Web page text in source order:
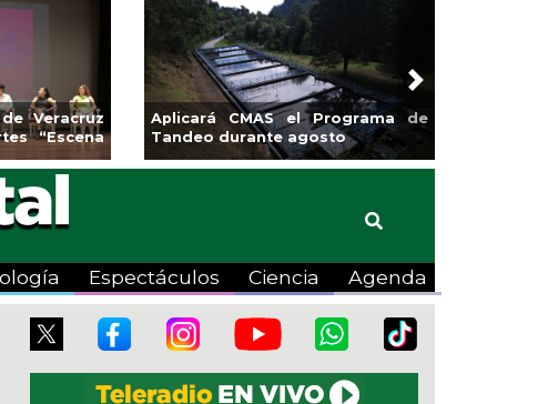
Veracruz
“Escena
Aplicará CMAS el Programa de
Tandeo durante agosto
Next
Espectáculos Ciencia Agenda